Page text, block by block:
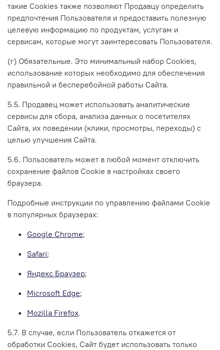
такие Cookies также позволяют Продавцу определить
предпочтения Пользователя и предоставить полезную
целевую информацию по продуктам, услугам и
сервисам, которые могут заинтересовать Пользователя.
(г) Обязательные. Это минимальный набор Cookies,
использование которых необходимо для обеспечения
правильной и бесперебойной работы Сайта.
5.5. Продавец может использовать аналитические
сервисы для сбора, анализа данных о посетителях
Сайта, их поведении (клики, просмотры, переходы) с
целью улучшения Сайта.
5.6. Пользователь может в любой момент отключить
сохранение файлов Cookie в настройках своего
браузера.
Подробные инструкции по управлению файлами Cookie
в популярных браузерах:
Google Chrome;
Safari;
Яндекс Браузер;
Microsoft Edge;
Mozilla Firefox.
5.7. В случае, если Пользователь откажется от
обработки Сookies, Сайт будет использовать только